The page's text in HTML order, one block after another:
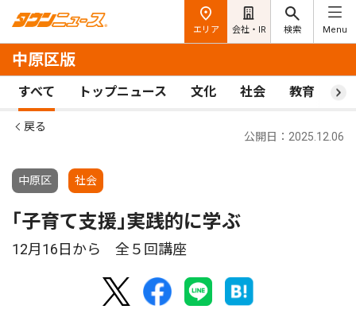
エリア 会社・IR 検索 Menu
中原区版
すべて トップニュース 文化 社会 教育 ス
戻る
中原区 社会
公開日：2025.12.06
｢子育て支援｣実践的に学ぶ
12月16日から 全５回講座